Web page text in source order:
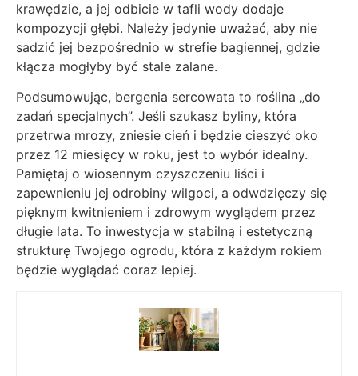
krawędzie, a jej odbicie w tafli wody dodaje
kompozycji głębi. Należy jedynie uważać, aby nie
sadzić jej bezpośrednio w strefie bagiennej, gdzie
kłącza mogłyby być stale zalane.
Podsumowując, bergenia sercowata to roślina „do
zadań specjalnych”. Jeśli szukasz byliny, która
przetrwa mrozy, zniesie cień i będzie cieszyć oko
przez 12 miesięcy w roku, jest to wybór idealny.
Pamiętaj o wiosennym czyszczeniu liści i
zapewnieniu jej odrobiny wilgoci, a odwdzięczy się
pięknym kwitnieniem i zdrowym wyglądem przez
długie lata. To inwestycja w stabilną i estetyczną
strukturę Twojego ogrodu, która z każdym rokiem
będzie wyglądać coraz lepiej.